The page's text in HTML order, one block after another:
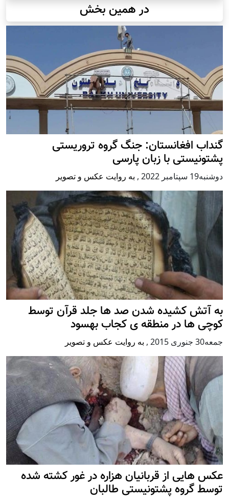
در همین بخش
گنداب افغانستان: جنگ گروه تروریستی
پشتونیستی با زبان پارسی
دوشنبه19 سپتامبر 2022 , به روایت عکس و تصویر
به آتش کشیده شدن صد ها جلد قرآن توسط
کوچی ها در منطقه ی کجاب بهسود
جمعه30 جنوری 2015 , به روایت عکس و تصویر
عکس هایی از قربانیان هزاره در غور کشته شده
توسط گروه پشتونیستی طالبان